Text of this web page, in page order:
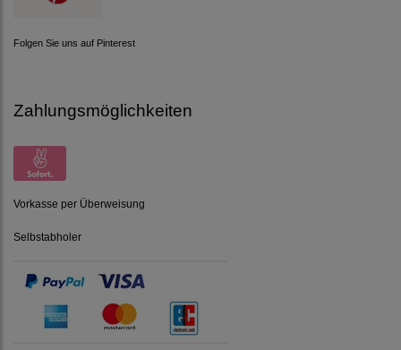
Folgen Sie uns auf Pinterest
Zahlungsmöglichkeiten
Vorkasse per Überweisung
Selbstabholer